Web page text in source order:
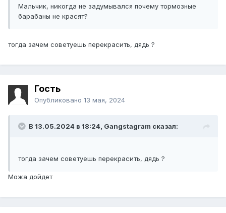
Мальчик, никогда не задумывался почему тормозные
барабаны не красят?
тогда зачем советуешь перекрасить, дядь ?
Гость
Опубликовано 13 мая, 2024
В 13.05.2024 в 18:24, Gangstagram сказал:
тогда зачем советуешь перекрасить, дядь ?
Можа дойдет